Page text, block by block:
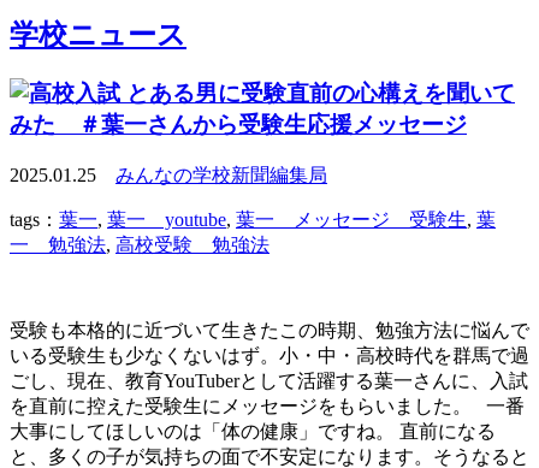
学校ニュース
とある男に受験直前の心構えを聞いて
みた ＃葉一さんから受験生応援メッセージ
2025.01.25 みんなの学校新聞編集局
tags： 葉一, 葉一 youtube, 葉一 メッセージ 受験生, 葉
一 勉強法, 高校受験 勉強法
受験も本格的に近づいて生きたこの時期、勉強方法に悩んで
いる受験生も少なくないはず。小・中・高校時代を群馬で過
ごし、現在、教育YouTuberとして活躍する葉一さんに、入試
を直前に控えた受験生にメッセージをもらいました。 一番
大事にしてほしいのは「体の健康」ですね。 直前になる
と、多くの子が気持ちの面で不安定になります。そうなると